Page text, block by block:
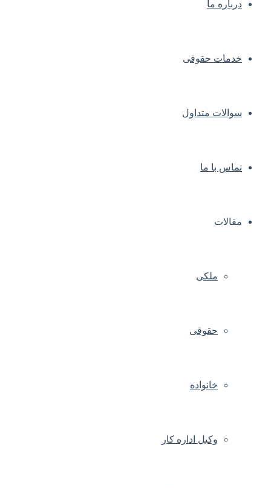
درباره ما
خدمات حقوقی
سوالات متداول
تماس با ما
مقالات
ملکی
حقوقی
خانواده
وکیل اداره کار